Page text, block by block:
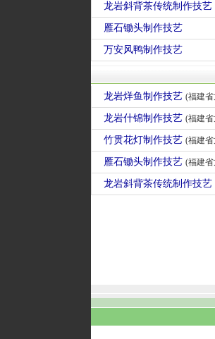
龙岩斜背茶传统制作技艺
雁石锄头制作技艺
万安风鸭制作技艺
龙岩烊鱼制作技艺 (福建
龙岩什锦制作技艺 (福建
竹贯花灯制作技艺 (福建
雁石锄头制作技艺 (福建
龙岩斜背茶传统制作技艺